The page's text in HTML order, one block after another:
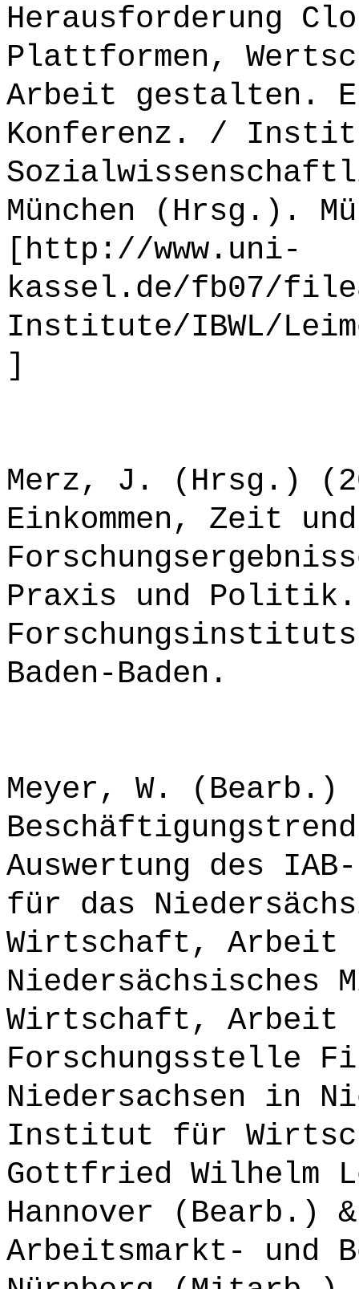
Herausforderung
Plattformen,
Arbeit gestalten.
Konferenz. /
München (Hrsg.).
[http://www.uni-
kassel.de/fb07/
Institute/IBWL/
]
Merz, J. (Hrsg.)
Einkommen, Zeit
Praxis und
Baden-Baden.
Meyer, W. (Bearb.)
Auswertung des
für das
Wirtschaft, Arbeit
Niedersächsisches
Wirtschaft, Arbeit
Forschungsstelle
Niedersachsen in
Institut für
Gottfried Wilhelm
Hannover
Arbeitsmarkt- und